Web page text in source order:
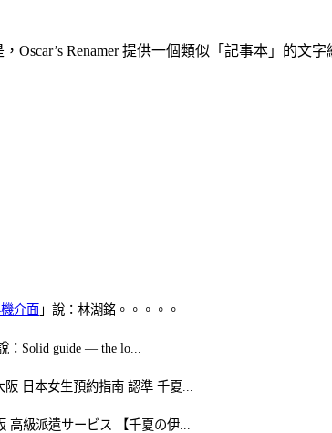
Oscar’s Renamer 提供一個類似「記事本」的
介面 」說：林湖銘。。。。。
：Solid guide — the lo...
阪 日本女生預約指南 認準 千夏...
高級派遣サービス 【千夏の伊...